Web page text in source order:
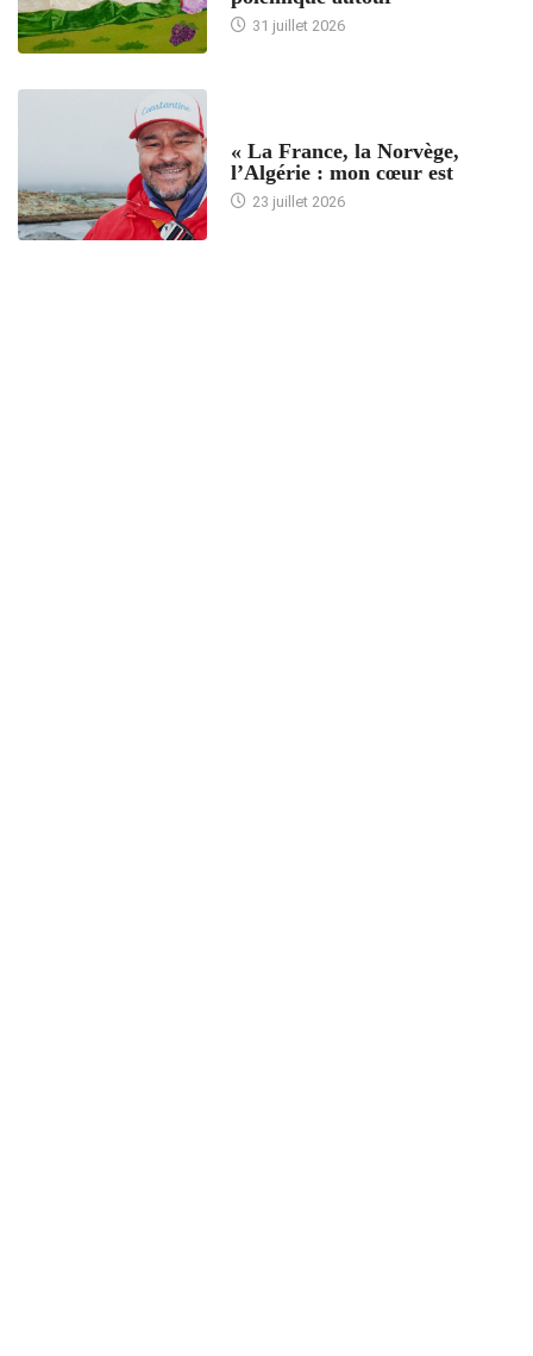
31 juillet 2026
« La France, la Norvège,
l’Algérie : mon cœur est
23 juillet 2026